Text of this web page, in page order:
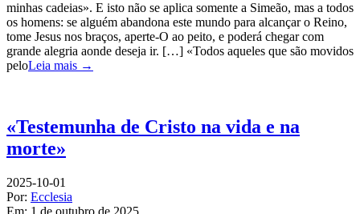
minhas cadeias». E isto não se aplica somente a Simeão, mas a todos
os homens: se alguém abandona este mundo para alcançar o Reino,
tome Jesus nos braços, aperte-O ao peito, e poderá chegar com
grande alegria aonde deseja ir. […] «Todos aqueles que são movidos
peloLeia mais →
«Testemunha de Cristo na vida e na
morte»
2025-10-01
Por: Ecclesia
Em: 1 de outubro de 2025